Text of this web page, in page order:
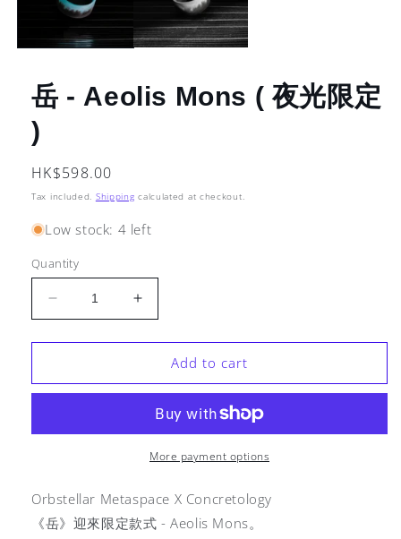
岳 - Aeolis Mons ( 夜光限定
)
Regular
price
HK$598.00
Tax included. Shipping calculated at checkout.
Low stock: 4 left
Quantity
Decrease
quantity
for
-
(
限
定
Increase
quantity
for
-
Mons
(
夜
限
定
Add to cart
More payment options
Orbstellar Metaspace X Concretology
《岳》迎來限定款式 - Aeolis Mons。